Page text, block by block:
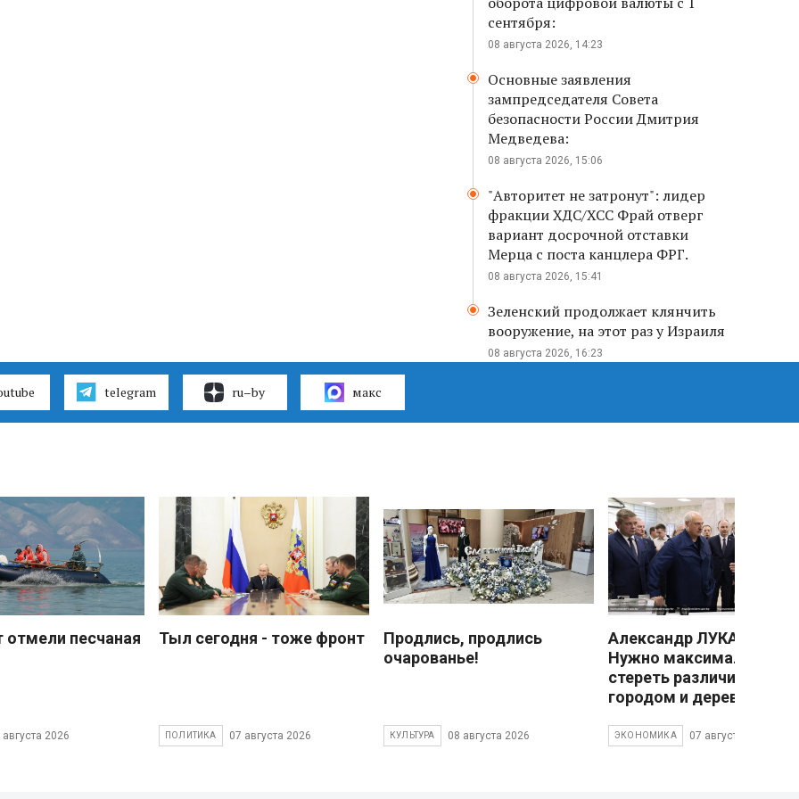
сентября:
08 августа 2026, 14:23
Основные заявления
зампредседателя Совета
безопасности России Дмитрия
Медведева:
08 августа 2026, 15:06
"Авторитет не затронут": лидер
фракции ХДС/ХСС Фрай отверг
вариант досрочной отставки
Мерца с поста канцлера ФРГ.
08 августа 2026, 15:41
Зеленский продолжает клянчить
вооружение, на этот раз у Израиля
08 августа 2026, 16:23
telegram ru–by макс
песчаная
августа 2026
Тыл сегодня - тоже фронт
ПОЛИТИКА 07 августа 2026
Продлись, продлись
очарованье!
КУЛЬТУРА 08 августа 2026
Александр
Нужно максимально
стереть различия
городом и деревней
ЭКОНОМИКА 07 августа 2026